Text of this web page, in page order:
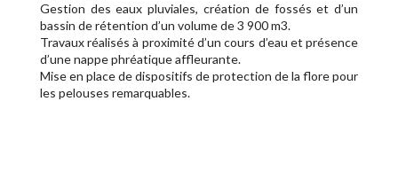
Gestion des eaux pluviales, création de fossés et d’un
bassin de rétention d’un volume de 3 900 m3.
Travaux réalisés à proximité d’un cours d’eau et présence
d’une nappe phréatique affleurante.
Mise en place de dispositifs de protection de la flore pour
les pelouses remarquables.